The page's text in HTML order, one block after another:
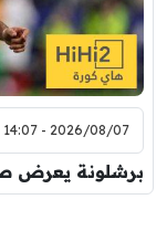
2026/08/07 - 14:07
برشلونة يعرض